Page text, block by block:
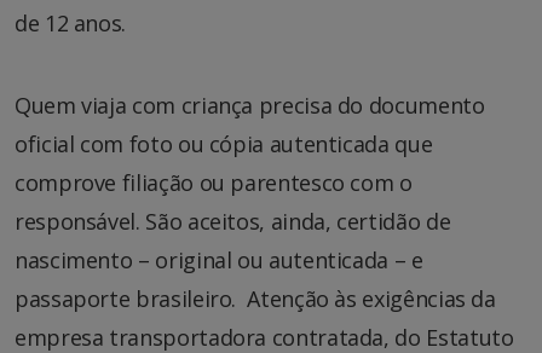
de 12 anos.
Quem viaja com criança precisa do documento
oficial com foto ou cópia autenticada que
comprove filiação ou parentesco com o
responsável. São aceitos, ainda, certidão de
nascimento – original ou autenticada – e
passaporte brasileiro. Atenção às exigências da
empresa transportadora contratada, do Estatuto